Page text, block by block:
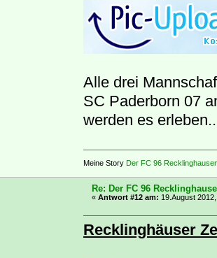
Alle drei
SC Paderborn 07
werden es
Meine Story Der FC 96
Re: Der FC 96
«Antwort #12 am: 19.August
Recklinghäuser